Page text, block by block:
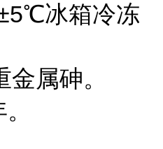
冰箱冷冻
属砷。